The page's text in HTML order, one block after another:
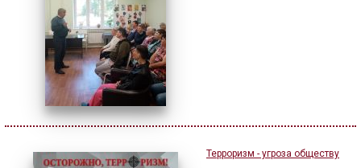
Терроризм - угроза обществу